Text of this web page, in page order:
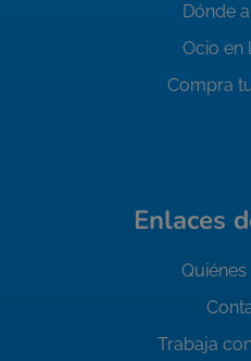
Dónde
Ocio en
Compra
Enlaces
Trabaja